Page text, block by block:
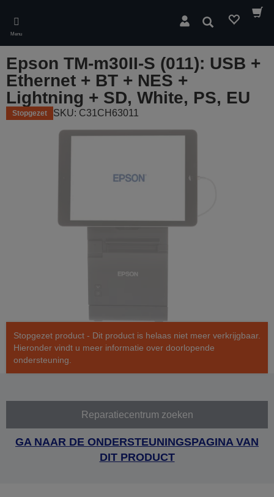
main
content
Menu
Zoeken
Epson TM-m30II-S (011): USB +
Ethernet + BT + NES +
Lightning + SD, White, PS, EU
Stopgezet SKU: C31CH63011
Stopgezet product - Dit product is helaas niet meer verkrijgbaar.
Hieronder vindt u meer informatie over doorlopende
ondersteuning.
Reparatiecentrum zoeken
GA NAAR DE ONDERSTEUNINGSPAGINA VAN
DIT PRODUCT